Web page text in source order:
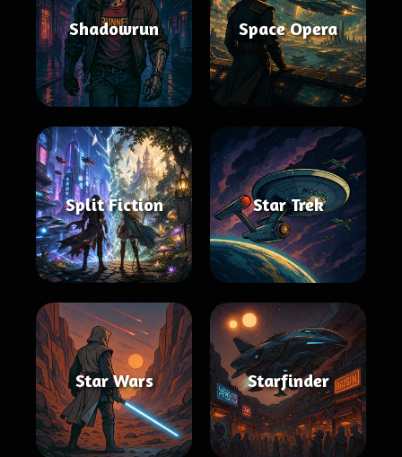
Shadowrun Space Opera
Split Fiction Star Trek
Star Wars Starfinder